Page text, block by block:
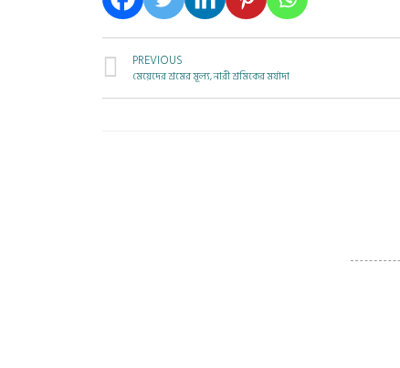
PREVIOUS
মেয়েদের শ্রমের মূল্য, নারী শ্রমিকের মর্যাদা